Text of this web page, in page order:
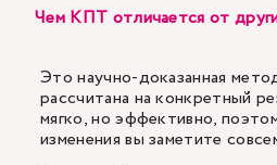
Чем КПТ отличается от
Это научно-доказанная
рассчитана на конкретный
мягко, но эффективно,
изменения вы заметите